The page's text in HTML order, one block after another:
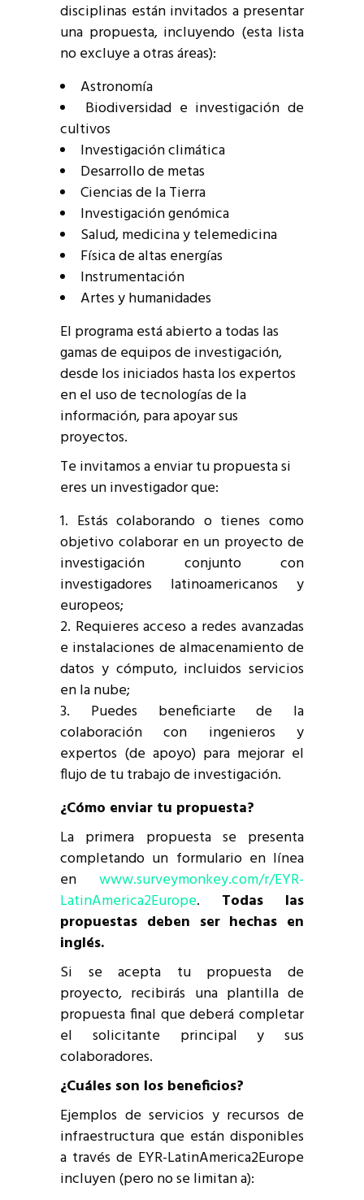
disciplinas están invitados a presentar
una propuesta, incluyendo (esta lista
no excluye a otras áreas):
Astronomía
Biodiversidad e investigación de
cultivos
Investigación climática
Desarrollo de metas
Ciencias de la Tierra
Investigación genómica
Salud, medicina y telemedicina
Física de altas energías
Instrumentación
Artes y humanidades
El programa está abierto a todas las
gamas de equipos de investigación,
desde los iniciados hasta los expertos
en el uso de tecnologías de la
información, para apoyar sus
proyectos.
Te invitamos a enviar tu propuesta si
eres un investigador que:
Estás colaborando o tienes como
objetivo colaborar en un proyecto de
investigación conjunto con
investigadores latinoamericanos y
europeos;
Requieres acceso a redes avanzadas
e instalaciones de almacenamiento de
datos y cómputo, incluidos servicios
en la nube;
Puedes beneficiarte de la
colaboración con ingenieros y
expertos (de apoyo) para mejorar el
flujo de tu trabajo de investigación.
¿Cómo enviar tu propuesta?
La primera propuesta se presenta
completando un formulario en línea
en www.surveymonkey.com/r/EYR-
LatinAmerica2Europe. Todas las
propuestas deben ser hechas en
inglés.
Si se acepta tu propuesta de
proyecto, recibirás una plantilla de
propuesta final que deberá completar
el solicitante principal y sus
colaboradores.
¿Cuáles son los beneficios?
Ejemplos de servicios y recursos de
infraestructura que están disponibles
a través de EYR-LatinAmerica2Europe
incluyen (pero no se limitan a):